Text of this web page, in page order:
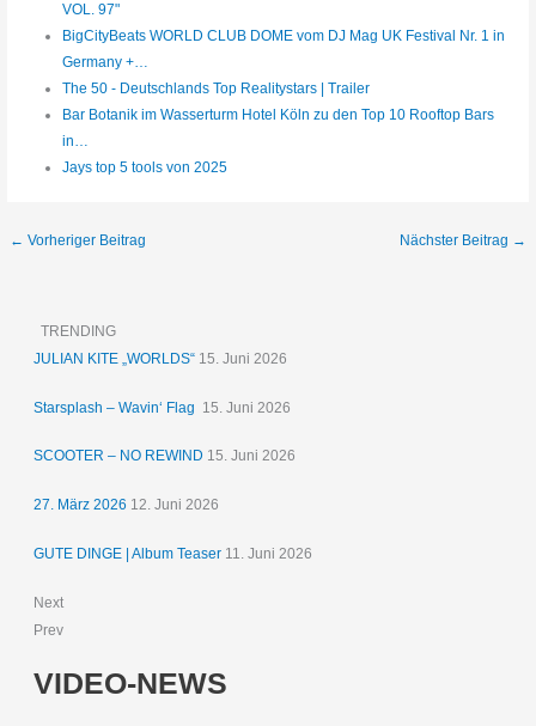
VOL. 97"
BigCityBeats WORLD CLUB DOME vom DJ Mag UK Festival Nr. 1 in
Germany +…
The 50 - Deutschlands Top Realitystars | Trailer
Bar Botanik im Wasserturm Hotel Köln zu den Top 10 Rooftop Bars
in…
Jays top 5 tools von 2025
← Vorheriger Beitrag Nächster Beitrag →
TRENDING
JULIAN KITE „WORLDS“ 15. Juni 2026
Starsplash – Wavin‘ Flag 15. Juni 2026
SCOOTER – NO REWIND 15. Juni 2026
27. März 2026 12. Juni 2026
GUTE DINGE | Album Teaser 11. Juni 2026
Next
Prev
VIDEO-NEWS